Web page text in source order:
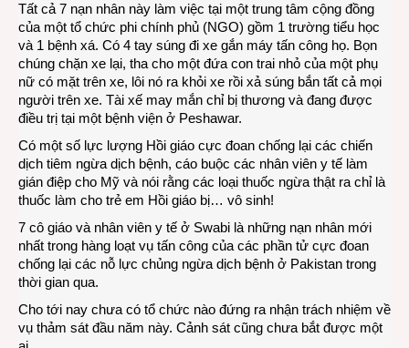
Tất cả 7 nạn nhân này làm việc tại một trung tâm cộng đồng
của một tổ chức phi chính phủ (NGO) gồm 1 trường tiểu học
và 1 bệnh xá. Có 4 tay súng đi xe gắn máy tấn công họ. Bọn
chúng chặn xe lại, tha cho một đứa con trai nhỏ của một phụ
nữ có mặt trên xe, lôi nó ra khỏi xe rồi xả súng bắn tất cả mọi
người trên xe. Tài xế may mắn chỉ bị thương và đang được
điều trị tại một bệnh viện ở Peshawar.
Có một số lực lượng Hồi giáo cực đoan chống lại các chiến
dịch tiêm ngừa dịch bệnh, cáo buộc các nhân viên y tế làm
gián điệp cho Mỹ và nói rằng các loại thuốc ngừa thật ra chỉ là
thuốc làm cho trẻ em Hồi giáo bị… vô sinh!
7 cô giáo và nhân viên y tế ở Swabi là những nạn nhân mới
nhất trong hàng loạt vụ tấn công của các phần tử cực đoan
chống lại các nỗ lực chủng ngừa dịch bệnh ở Pakistan trong
thời gian qua.
Cho tới nay chưa có tổ chức nào đứng ra nhận trách nhiệm về
vụ thảm sát đầu năm này. Cảnh sát cũng chưa bắt được một